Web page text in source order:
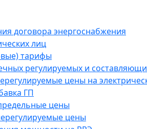
договора энергоснабжения
лиц
тарифы
регулируемых и
цены на
ГП
цены
цены